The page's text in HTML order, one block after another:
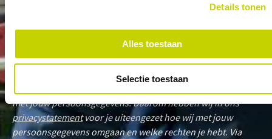
Details tonen
Alles toestaan
Selectie toestaan
met jouw persoonsgegevens. Daarom hebben wij in ons
privacystatementvoor je uiteengezet hoe wij met jouw
persoonsgegevens omgaan en welke rechten je hebt. Via